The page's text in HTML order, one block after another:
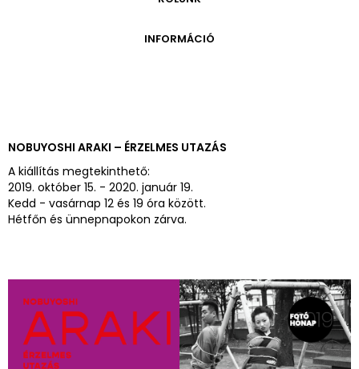
PÉCSI JÓZSEF - A NÉVADÓ
ARCHÍVUM 2014-2018
INFORMÁCIÓ
NOBUYOSHI ARAKI – ÉRZELMES UTAZÁS
A kiállítás megtekinthető:
2019. október 15. - 2020. január 19.
Kedd - vasárnap 12 és 19 óra között.
Hétfőn és ünnepnapokon zárva.